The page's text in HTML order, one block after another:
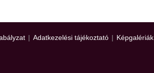
| Adatkezelési tájékoztató | Képgalériák